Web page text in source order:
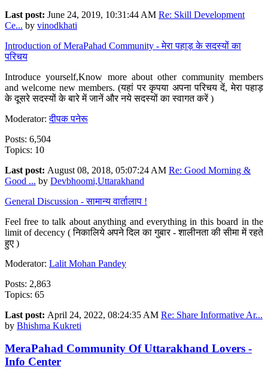
Last post: June 24, 2019, 10:31:44 AM Re: Skill Development
Ce... by vinodkhati
Introduction of MeraPahad Community - मेरा पहाड़ के सदस्यों का
परिचय
Introduce yourself,Know more about other community members
and welcome new members. (यहां पर कृपया अपना परिचय दें, मेरा पहाड़
के दूसरे सदस्यों के बारे में जानें और नये सदस्यों का स्वागत करें )
Moderator:दीपक पनेरू
Posts: 6,504
Topics: 10
Last post: August 08, 2018, 05:07:24 AM Re: Good Morning &
Good ... by Devbhoomi,Uttarakhand
General Discussion - सामान्य वार्तालाप !
Feel free to talk about anything and everything in this board in the
limit of decency ( निकालिये अपने दिल का गुबार - शालीनता की सीमा में रहते
हुए )
Moderator: Lalit Mohan Pandey
Posts: 2,863
Topics: 65
Last post: April 24, 2022, 08:24:35 AM Re: Share Informative Ar...
by Bhishma Kukreti
MeraPahad Community Of Uttarakhand Lovers -
Info Center